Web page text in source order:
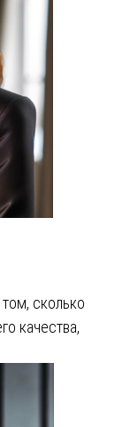
сколько
качества,